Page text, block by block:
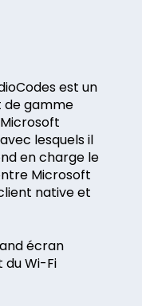
est un
de gamme
lesquels il
en charge le
Microsoft
native et
écran
Wi-Fi